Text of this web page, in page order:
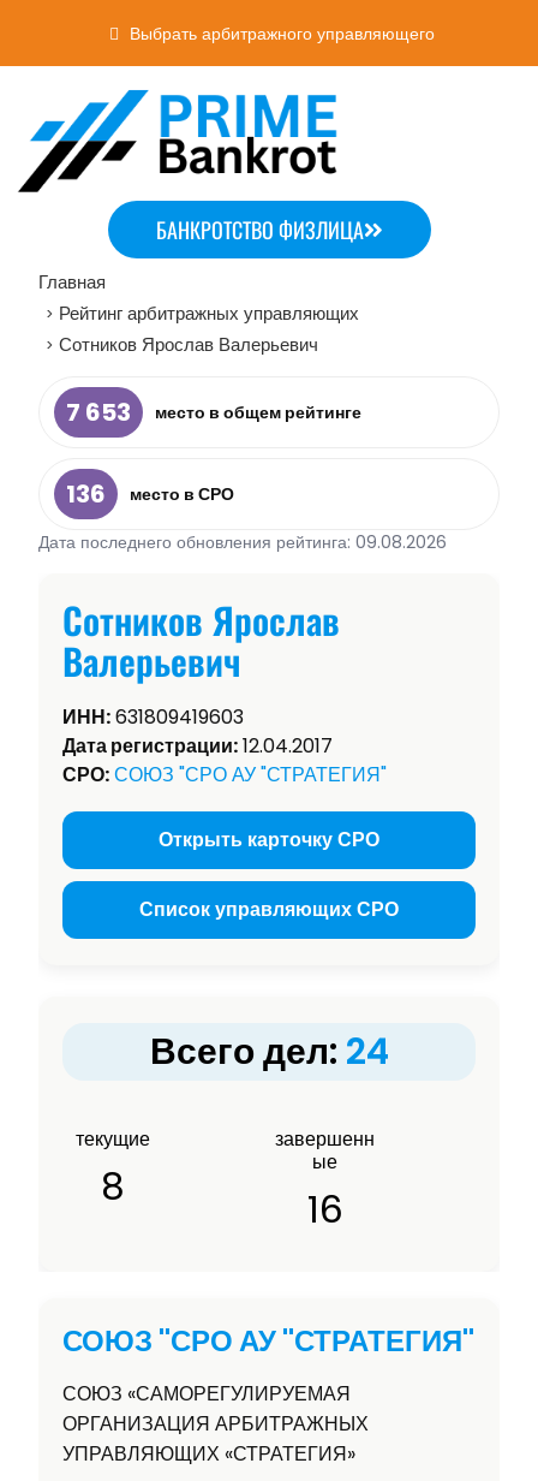
Выбрать арбитражного управляющего
БАНКРОТСТВО ФИЗЛИЦА
Главная
> Рейтинг арбитражных управляющих
> Сотников Ярослав Валерьевич
7 653 место в общем рейтинге
136
место в СРО
Дата последнего обновления рейтинга: 09.08.2026
Сотников Ярослав
Валерьевич
ИНН:631809419603
Дата регистрации:12.04.2017
СРО:СОЮЗ "СРО АУ "СТРАТЕГИЯ"
Открыть карточку СРО
Список управляющих СРО
Всего дел: 24
текущие
8
завершенн
ые
16
СОЮЗ "СРО АУ "СТРАТЕГИЯ"
СОЮЗ «САМОРЕГУЛИРУЕМАЯ
ОРГАНИЗАЦИЯ АРБИТРАЖНЫХ
УПРАВЛЯЮЩИХ «СТРАТЕГИЯ»